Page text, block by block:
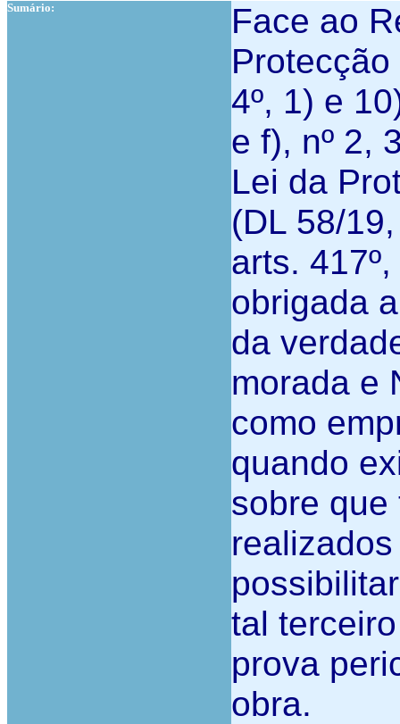
Sumário:
Face ao
4º, 1) e
e f), nº 2,
Lei da
(DL 58/
arts.
obrigada
da
morada e
como
quando
sobre que
tal
prova
obra.